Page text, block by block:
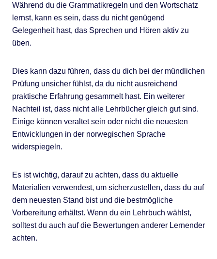
Während du die Grammatikregeln und den Wortschatz
lernst, kann es sein, dass du nicht genügend
Gelegenheit hast, das Sprechen und Hören aktiv zu
üben.
Dies kann dazu führen, dass du dich bei der mündlichen
Prüfung unsicher fühlst, da du nicht ausreichend
praktische Erfahrung gesammelt hast. Ein weiterer
Nachteil ist, dass nicht alle Lehrbücher gleich gut sind.
Einige können veraltet sein oder nicht die neuesten
Entwicklungen in der norwegischen Sprache
widerspiegeln.
Es ist wichtig, darauf zu achten, dass du aktuelle
Materialien verwendest, um sicherzustellen, dass du auf
dem neuesten Stand bist und die bestmögliche
Vorbereitung erhältst. Wenn du ein Lehrbuch wählst,
solltest du auch auf die Bewertungen anderer Lernender
achten.